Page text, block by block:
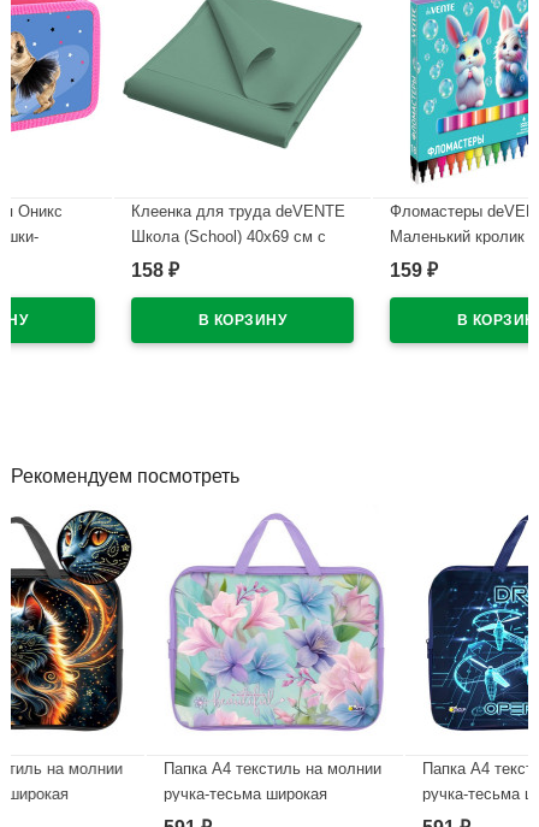
Клеенка для труда deVENTE
Школа (School) 40x69 см с
ПВХ покрытием, светло-
Фломастеры deVENTE
Маленький кролик (Little
Rabbit) 18 цветов
арт.5082626
Рекомендуем посмотреть
Папка А4 текстиль на молнии
ручка-тесьма широкая
боковинка Оникс Нежность
Папка А4 текстиль на
ручка-тесьма широкая
боковинка Оникс Дрон